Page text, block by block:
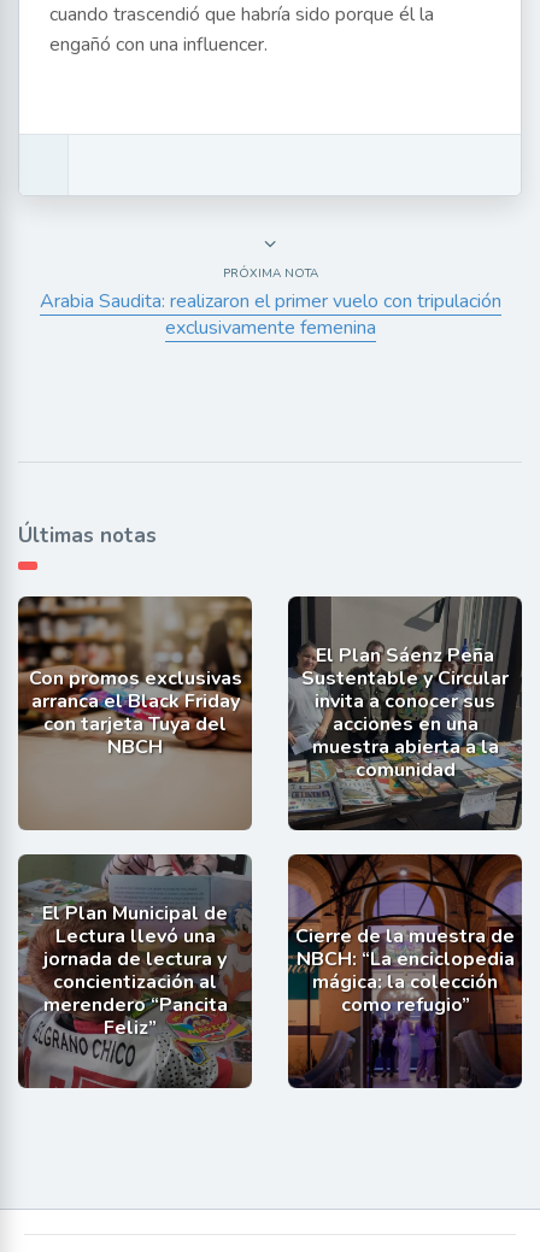
cuando trascendió que habría sido porque él la
engañó con una influencer.
PRÓXIMA NOTA
Arabia Saudita: realizaron el primer vuelo con tripulación
exclusivamente femenina
Últimas notas
Con promos exclusivas
arranca el Black Friday
con tarjeta Tuya del
NBCH
El Plan Sáenz Peña
Sustentable y Circular
invita a conocer sus
acciones en una
muestra abierta a la
comunidad
El Plan Municipal de
Lectura llevó una
jornada de lectura y
concientización al
merendero “Pancita
Feliz”
Cierre de la muestra de
NBCH: “La enciclopedia
mágica: la colección
como refugio”